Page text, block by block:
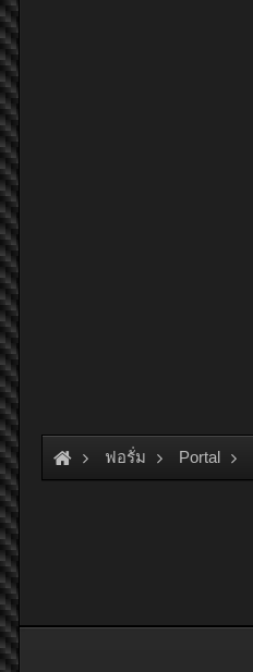
ฟอรั่ม Portal